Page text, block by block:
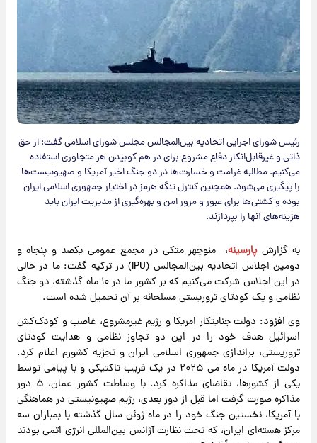
رئیس شورای اجرایی اتحادیه بین‌المجالس مجلس شورای اسلامی گفت: از حق
ذاتی و غیرقابل‌انکار دفاع مشروع برای در هم کوبیدن هر متجاوری استفاده
می‌کنیم. مطالبه غرامت و خسارت‌ها در دو جنگ اخیر آمریکا و صهیونیست‌ها
را پیگیری می‌شود. همچنین کنترل تنگه هرمز در اختیار جمهوری اسلامی ایران
بوده و کشتی‌ها برای عبور و مرور امن و بهره‌گیری از مدیریت ایران باید
هزینه‌های آنها را بپردازند.
به گزارشپارسینه، منوچهر متکی در مجمع عمومی یکصد و پنجاه و
دومین اجلاس اتحادیه بین‌المجالس (IPU) در ترکیه گفت: ما در حالی
در این اجلاس شرکت می‌کنیم که بر کشور ما در ۱۰ ماه گذشته، دو جنگ
نظامی و یک کودتای تروریستی مسلحانه بر آن تحمیل شده است.
وی افزود: دولت جنایتکار امریکا و رژیم غیرمشروع، غاصب و کودک‌کش
اسرائیل هدف خود را در این دو تجاوز نظامی و هدایت کودتای
تروریستی، براندازی جمهوری اسلامی ایران و تجزیه کشورم اعلام کرد.
دولت آمریکا در ماه می ۲۰۲۵ در یک فریب تاکتیکی و با پیامی توسط
یکی از کشورها، تقاضای مذاکره کرد. با وساطت کشور عمان، ۵ دور
مذاکره صورت گرفت اما قبل از دور بعدی، رژیم صهیونیستی در هماهنگی
با آمریکا، نخستین جنگ خود را در ماه ژوئن سال گذشته با بمباران سه
مرکز هسته‌ای ایران، که تحت نظارت آژانس بین‌المللی انرژی اتمی بودند